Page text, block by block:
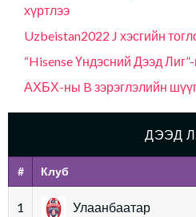
хүртлээ
Uzbeistan2022 J хэсгийн
“Hisense Үндэсний Дээд
АХБХ-ны B зэрэглэлийн
ДЭЭД
# Клуб
1 Улаанбаатар